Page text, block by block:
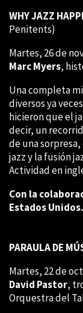
WHY JAZZ
Penitents)
Martes, 26 de
Marc Myers,
Una completa
diversos ya
hicieron que el
decir, un
de una
jazz y la fusión
Actividad en
Con la
Estados Unidos.
PARAULA DE
Martes, 22 de
David Pastor,
Orquestra del